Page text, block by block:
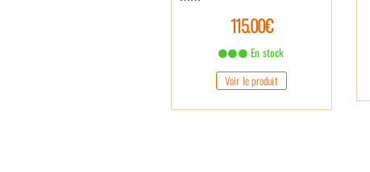
115.00€
En stock
Voir le produit